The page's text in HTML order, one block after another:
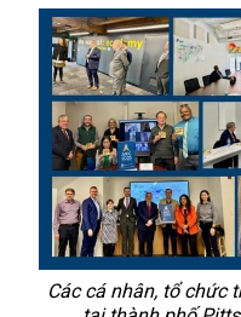
Các cá nhân, tổ chức